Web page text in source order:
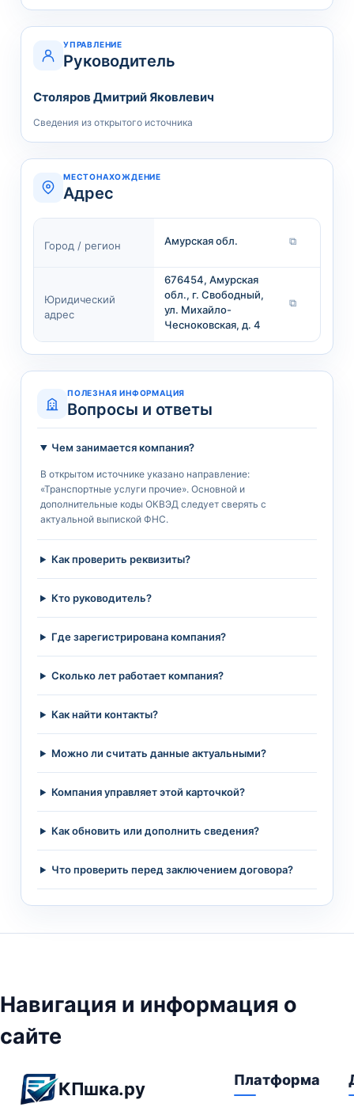
УПРАВЛЕНИЕ
Руководитель
Столяров Дмитрий Яковлевич
Сведения из открытого источника
МЕСТОНАХОЖДЕНИЕ
Адрес
Город / регион Амурская обл. ⧉
Юридический
адрес
676454, Амурская
обл., г. Свободный,
ул. Михайло-
Чесноковская, д. 4
⧉
ПОЛЕЗНАЯ ИНФОРМАЦИЯ
Вопросы и ответы
Чем занимается компания?
В открытом источнике указано направление:
«Транспортные услуги прочие». Основной и
дополнительные коды ОКВЭД следует сверять с
актуальной выпиской ФНС.
Как проверить реквизиты?
Кто руководитель?
Где зарегистрирована компания?
Сколько лет работает компания?
Как найти контакты?
Можно ли считать данные актуальными?
Компания управляет этой карточкой?
Как обновить или дополнить сведения?
Что проверить перед заключением договора?
Навигация и информация о
сайте
КПшка.ру Платформа